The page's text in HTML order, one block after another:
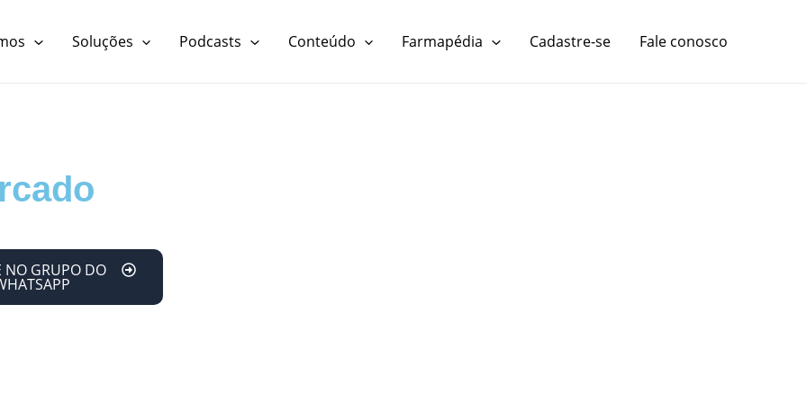
Soluções Podcasts Conteúdo Farmapédia Cadastre-se Fale conosco
NO GRUPO DO